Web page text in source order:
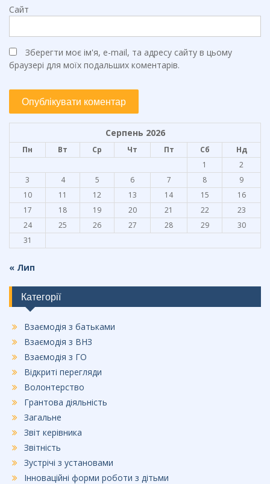
Сайт
Зберегти моє ім'я, e-mail, та адресу сайту в цьому
браузері для моїх подальших коментарів.
Серпень 2026
Пн Вт Ср Чт Пт Сб
Нд
1
2
3
4 5 6 7 8
9
10
11 12 13 14 15
16
17
18 19 20 21 22
23
24
25 26 27 28 29
30
31
« Лип
Категорії
Взаємодія з батьками
Взаємодія з ВНЗ
Взаємодія з ГО
Відкриті перегляди
Волонтерство
Грантова діяльність
Загальне
Звіт керівника
Звітність
Зустрічі з установами
Інноваційні форми роботи з дітьми